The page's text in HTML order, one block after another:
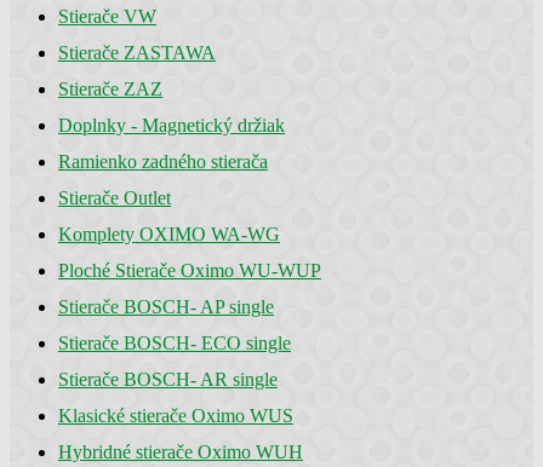
Stierače VW
Stierače ZASTAWA
Stierače ZAZ
Doplnky - Magnetický držiak
Ramienko zadného stierača
Stierače Outlet
Komplety OXIMO WA-WG
Ploché Stierače Oximo WU-WUP
Stierače BOSCH- AP single
Stierače BOSCH- ECO single
Stierače BOSCH- AR single
Klasické stierače Oximo WUS
Hybridné stierače Oximo WUH